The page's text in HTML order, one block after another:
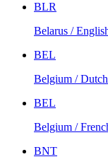
BLR
Belarus /
BEL
Belgium / Dutch
BEL
Belgium /
BNT